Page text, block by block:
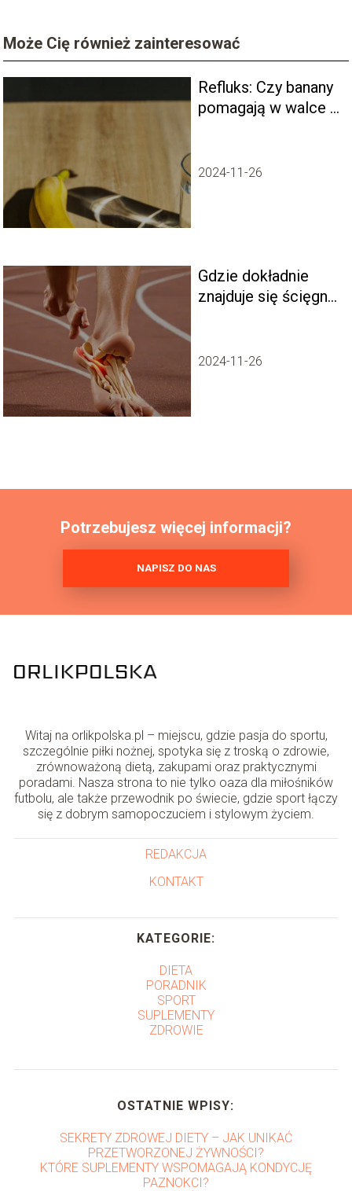
Może Cię również zainteresować
Refluks: Czy banany
pomagają w walce z
2024-11-26
Gdzie dokładnie
znajduje się ścięgno
2024-11-26
Potrzebujesz więcej informacji?
NAPISZ DO NAS
Witaj na orlikpolska.pl – miejscu, gdzie pasja do sportu,
szczególnie piłki nożnej, spotyka się z troską o zdrowie,
zrównoważoną dietą, zakupami oraz praktycznymi
poradami. Nasza strona to nie tylko oaza dla miłośników
futbolu, ale także przewodnik po świecie, gdzie sport łączy
się z dobrym samopoczuciem i stylowym życiem.
REDAKCJA
KONTAKT
KATEGORIE:
DIETA
PORADNIK
SPORT
SUPLEMENTY
ZDROWIE
OSTATNIE WPISY:
SEKRETY ZDROWEJ DIETY – JAK UNIKAĆ
PRZETWORZONEJ ŻYWNOŚCI?
KTÓRE SUPLEMENTY WSPOMAGAJĄ KONDYCJĘ
PAZNOKCI?